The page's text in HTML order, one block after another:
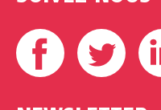
Facebook